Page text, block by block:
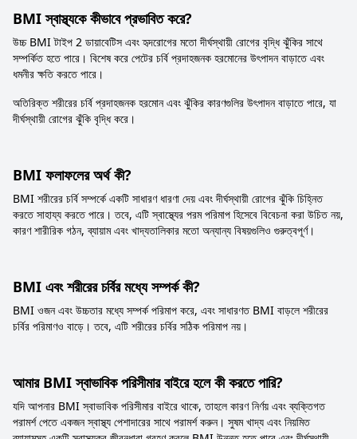
BMI স্বাস্থ্যকে কীভাবে প্রভাবিত করে?
উচ্চ BMI টাইপ 2 ডায়াবেটিস এবং হৃদরোগের মতো দীর্ঘস্থায়ী রোগের বৃদ্ধি ঝুঁকির সাথে
সম্পর্কিত হতে পারে। বিশেষ করে পেটের চর্বি প্রদাহজনক হরমোনের উৎপাদন বাড়াতে এবং
ধমনীর ক্ষতি করতে পারে।
অতিরিক্ত শরীরের চর্বি প্রদাহজনক হরমোন এবং ঝুঁকির কারণগুলির উৎপাদন বাড়াতে পারে, যা
দীর্ঘস্থায়ী রোগের ঝুঁকি বৃদ্ধি করে।
BMI ফলাফলের অর্থ কী?
BMI শরীরের চর্বি সম্পর্কে একটি সাধারণ ধারণা দেয় এবং দীর্ঘস্থায়ী রোগের ঝুঁকি চিহ্নিত
করতে সাহায্য করতে পারে। তবে, এটি স্বাস্থ্যের পরম পরিমাপ হিসেবে বিবেচনা করা উচিত নয়,
কারণ শারীরিক গঠন, ব্যায়াম এবং খাদ্যতালিকার মতো অন্যান্য বিষয়গুলিও গুরুত্বপূর্ণ।
BMI এবং শরীরের চর্বির মধ্যে সম্পর্ক কী?
BMI ওজন এবং উচ্চতার মধ্যে সম্পর্ক পরিমাপ করে, এবং সাধারণত BMI বাড়লে শরীরের
চর্বির পরিমাণও বাড়ে। তবে, এটি শরীরের চর্বির সঠিক পরিমাপ নয়।
আমার BMI স্বাভাবিক পরিসীমার বাইরে হলে কী করতে পারি?
যদি আপনার BMI স্বাভাবিক পরিসীমার বাইরে থাকে, তাহলে কারণ নির্ণয় এবং ব্যক্তিগত
পরামর্শ পেতে একজন স্বাস্থ্য পেশাদারের সাথে পরামর্শ করুন। সুষম খাদ্য এবং নিয়মিত